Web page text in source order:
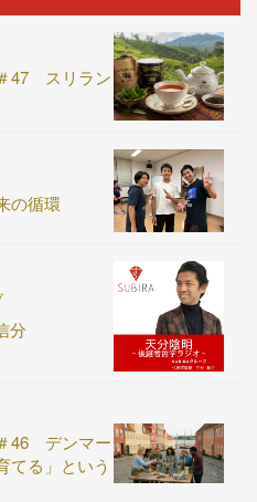
47 スリラン
の循環
分
46 デンマー
てる」という